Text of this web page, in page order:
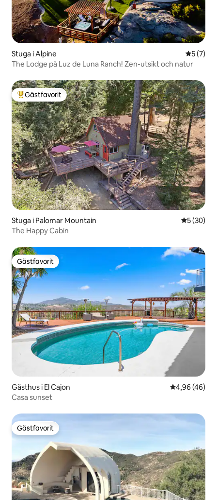
Stuga i Alpine 5 av 5 i
5 (7)
The Lodge på Luz de Luna Ranch! Zen-utsikt och natur
Populär gästfavorit
Gästfavorit
Stuga i Palomar Mountain 5 av 5 i
5 (30)
The Happy Cabin
Gästfavorit
Gästfavorit
Gästhus i El Cajon 4,96 av 5 i
4,96 (46)
Casa sunset
Gästfavorit
Gästfavorit